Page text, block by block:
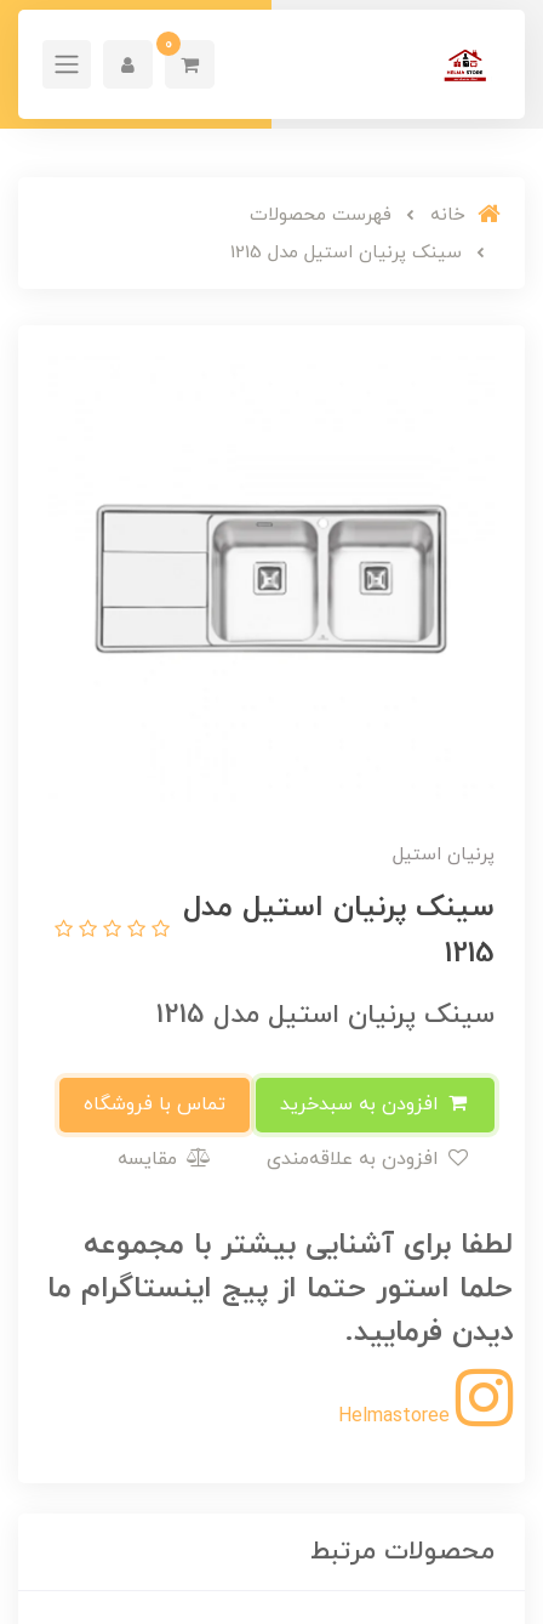
0
خانه
فهرست محصولات
سینک پرنیان استیل مدل 1215
پرنیان استیل
سینک پرنیان استیل مدل
1215
سینک پرنیان استیل مدل 1215
تماس با فروشگاه
مقایسه
لطفا برای آشنایی بیشتر با مجموعه
حلما استور حتما از پیج اینستاگرام ما
دیدن فرمایید.
Helmastoree
محصولات مرتبط